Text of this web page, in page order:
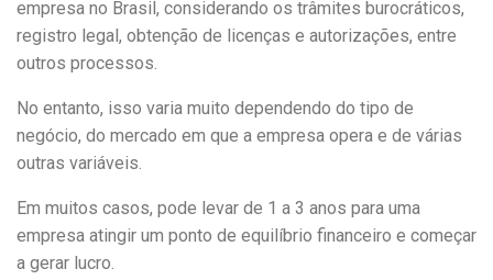
empresa no Brasil, considerando os trâmites burocráticos,
registro legal, obtenção de licenças e autorizações, entre
outros processos.
No entanto, isso varia muito dependendo do tipo de
negócio, do mercado em que a empresa opera e de várias
outras variáveis.
Em muitos casos, pode levar de 1 a 3 anos para uma
empresa atingir um ponto de equilíbrio financeiro e começar
a gerar lucro.